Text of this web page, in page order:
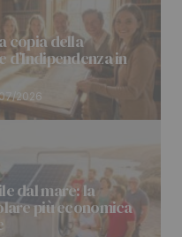
copia della
d’Indipendenza in
2026
dal mare: la
più economica